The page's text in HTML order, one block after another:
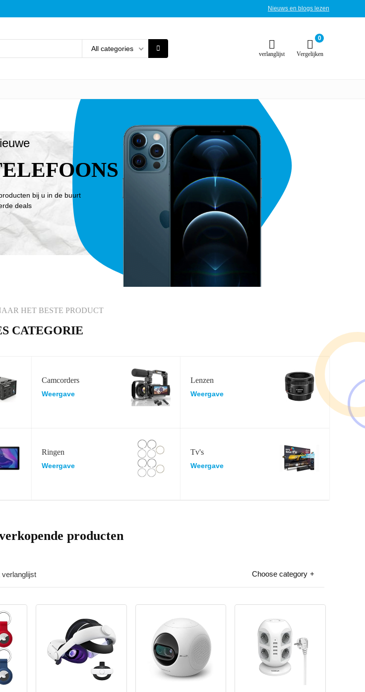
Nieuws en blogs lezen
All categories
verlanglijst
0
Vergelijken
bij u in de buurt
deals
HET BESTE PRODUCT
CATEGORIE
Camcorders
Weergave
Ringen
Weergave
Lenzen
Weergave
Tv's
Weergave
producten
verlanglijst Choose category